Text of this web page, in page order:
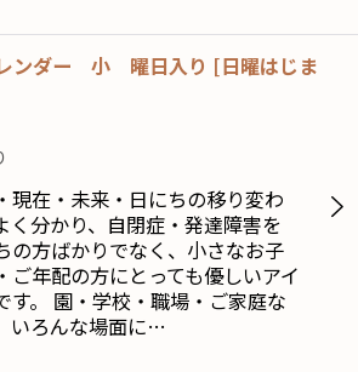
ンダー 小 曜日入り [日曜はじま
現在・未来・日にちの移り変わ
く分かり、自閉症・発達障害を
の方ばかりでなく、小さなお子
ご年配の方にとっても優しいアイ
す。 園・学校・職場・ご家庭な
いろんな場面に…